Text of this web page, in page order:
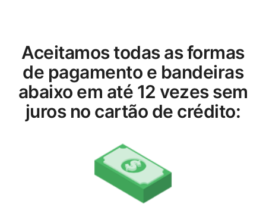
Aceitamos todas as formas
de pagamento e bandeiras
abaixo em até 12 vezes sem
juros no cartão de crédito: